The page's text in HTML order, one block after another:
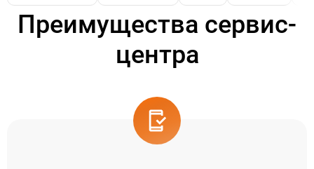
Преимущества сервис-
центра